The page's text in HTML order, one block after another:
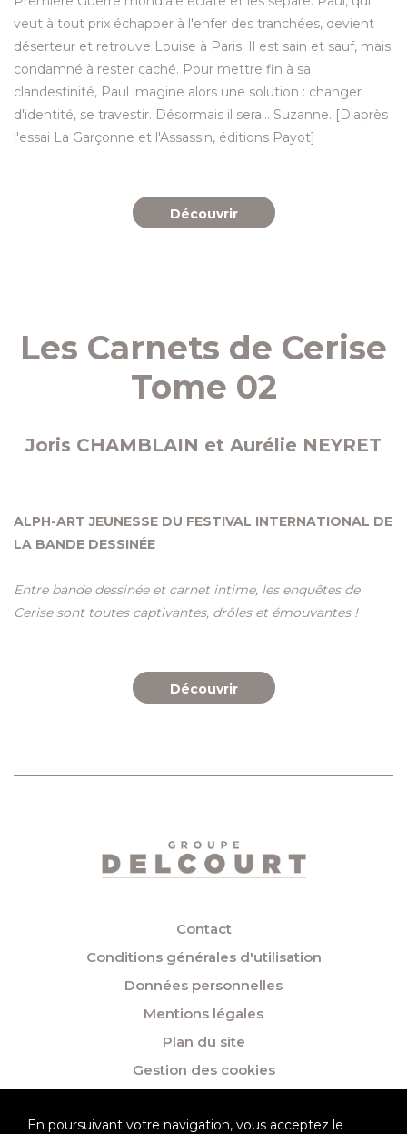
veut à tout prix échapper à l'enfer des tranchées, devient
déserteur et retrouve Louise à Paris. Il est sain et sauf, mais
condamné à rester caché. Pour mettre fin à sa
clandestinité, Paul imagine alors une solution : changer
d'identité, se travestir. Désormais il sera... Suzanne. [D'après
l'essai La Garçonne et l'Assassin, éditions Payot]
Découvrir
Les Carnets de Cerise
Tome 02
Joris CHAMBLAIN et Aurélie NEYRET
ALPH-ART JEUNESSE DU FESTIVAL INTERNATIONAL DE
LA BANDE DESSINÉE
Entre bande dessinée et carnet intime, les enquêtes de
Cerise sont toutes captivantes, drôles et émouvantes !
Découvrir
Contact
Conditions générales d'utilisation
Données personnelles
Mentions légales
Plan du site
Gestion des cookies
En poursuivant votre navigation, vous acceptez le